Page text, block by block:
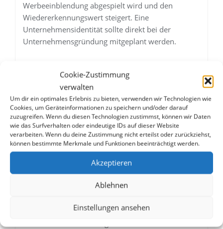
Cookie-Zustimmung
verwalten
Um dir ein optimales Erlebnis zu bieten, verwenden wir Technologien wie
Cookies, um Geräteinformationen zu speichern und/oder darauf
zuzugreifen. Wenn du diesen Technologien zustimmst, können wir Daten
wie das Surfverhalten oder eindeutige IDs auf dieser Website
verarbeiten. Wenn du deine Zustimmung nicht erteilst oder zurückziehst,
können bestimmte Merkmale und Funktionen beeinträchtigt werden.
Akzeptieren
Ablehnen
Einstellungen ansehen
Werbeeinblendung abgespielt wird und den
Wiedererkennungswert steigert. Eine
Unternehmensidentität sollte direkt bei der
Unternehmensgründung mitgeplant werden.
Unternehmensidentität:
Ob es nun die Verwendung bestimmter
Illustrationselemente in Logos und auf Webseiten
geht, um eine Einheitlichkeit zu schaffen, oder um
die Kommunikation mit den Kunden und die
generellen Grundsätze des Unternehmens: Eine im
Voraus geplante Unternehmensidentität kann nur
von Vorteil für Sie und Ihr Unternehmen sein. Es ist
daher empfehlenswert, diese zumindest in